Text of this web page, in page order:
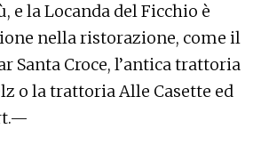
e la Locanda del Ficchio è
nella ristorazione, come il
Santa Croce, l’antica trattoria
o la trattoria Alle Casette ed